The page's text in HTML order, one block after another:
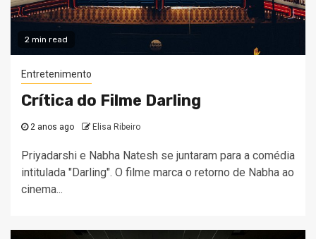
2 min read
Entretenimento
Crítica do Filme Darling
2 anos ago Elisa Ribeiro
Priyadarshi e Nabha Natesh se juntaram para a comédia
intitulada "Darling". O filme marca o retorno de Nabha ao
cinema...